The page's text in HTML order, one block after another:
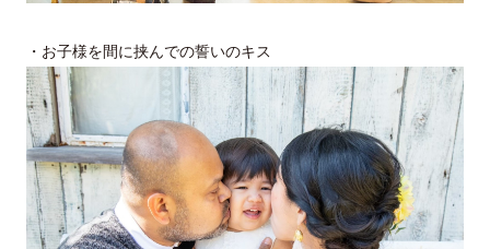
・お子様を間に挟んでの誓いのキス